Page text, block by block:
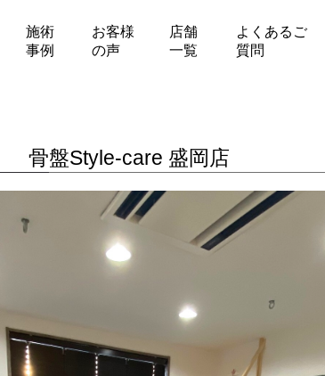
施術
事例
お客様
の声
店舗
一覧
よくあるご
質問
骨盤Style-care 盛岡店